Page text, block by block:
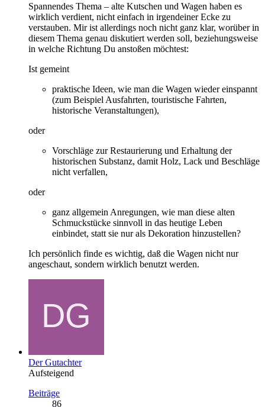
Spannendes Thema – alte Kutschen und Wagen haben es
wirklich verdient, nicht einfach in irgendeiner Ecke zu
verstauben. Mir ist allerdings noch nicht ganz klar, worüber in
diesem Thema genau diskutiert werden soll, beziehungsweise
in welche Richtung Du anstoßen möchtest:
Ist gemeint
praktische Ideen, wie man die Wagen wieder einspannt
(zum Beispiel Ausfahrten, touristische Fahrten,
historische Veranstaltungen),
oder
Vorschläge zur Restaurierung und Erhaltung der
historischen Substanz, damit Holz, Lack und Beschläge
nicht verfallen,
oder
ganz allgemein Anregungen, wie man diese alten
Schmuckstücke sinnvoll in das heutige Leben
einbindet, statt sie nur als Dekoration hinzustellen?
Ich persönlich finde es wichtig, daß die Wagen nicht nur
angeschaut, sondern wirklich benutzt werden.
Der Gutachter
Aufsteigend
Beiträge
86